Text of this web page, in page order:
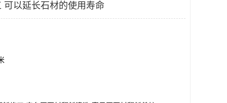
可以延长石材的使用寿命